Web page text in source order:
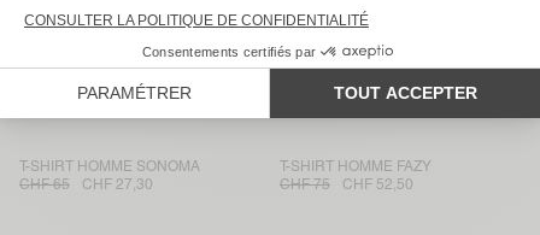
T-SHIRT HOMME SONOMA
T-SHIRT HOMME SONOMA
T-SHIRT HOMME BYSAPICK
T-SHIRT HOMME FAZY
T-SHIRT HOMME SONOMA
CHF 65
CHF 27,30
T-SHIRT HOMME FAZY
CHF 75
CHF 52,50